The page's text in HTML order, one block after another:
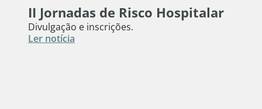
II Jornadas de Risco Hospitalar
Divulgação e inscrições.
Ler notícia